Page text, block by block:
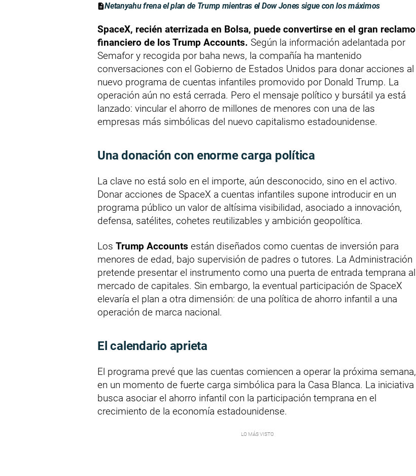
Netanyahu frena el plan de Trump mientras el Dow Jones sigue con los máximos
SpaceX, recién aterrizada en Bolsa, puede convertirse en el gran reclamo
financiero de los Trump Accounts. Según la información adelantada por
Semafor y recogida por baha news, la compañía ha mantenido
conversaciones con el Gobierno de Estados Unidos para donar acciones al
nuevo programa de cuentas infantiles promovido por Donald Trump. La
operación aún no está cerrada. Pero el mensaje político y bursátil ya está
lanzado: vincular el ahorro de millones de menores con una de las
empresas más simbólicas del nuevo capitalismo estadounidense.
Una donación con enorme carga política
La clave no está solo en el importe, aún desconocido, sino en el activo.
Donar acciones de SpaceX a cuentas infantiles supone introducir en un
programa público un valor de altísima visibilidad, asociado a innovación,
defensa, satélites, cohetes reutilizables y ambición geopolítica.
Los Trump Accounts están diseñados como cuentas de inversión para
menores de edad, bajo supervisión de padres o tutores. La Administración
pretende presentar el instrumento como una puerta de entrada temprana al
mercado de capitales. Sin embargo, la eventual participación de SpaceX
elevaría el plan a otra dimensión: de una política de ahorro infantil a una
operación de marca nacional.
El calendario aprieta
El programa prevé que las cuentas comiencen a operar la próxima semana,
en un momento de fuerte carga simbólica para la Casa Blanca. La iniciativa
busca asociar el ahorro infantil con la participación temprana en el
crecimiento de la economía estadounidense.